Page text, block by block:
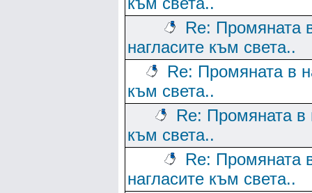
Re: Промяната
нагласите към света..
Re: Промяната в
към света..
Re: Промяната в
към света..
Re: Промяната
нагласите към света..